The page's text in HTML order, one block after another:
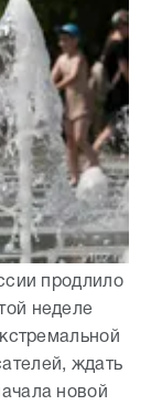
продлило
неделе
ждать
новой